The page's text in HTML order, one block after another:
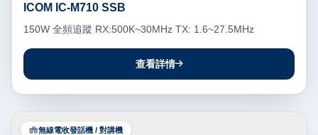
ICOM IC-M710 SSB
150W 全頻追蹤 RX:500K~30MHz TX: 1.6~27.5MHz
查看詳情
無線電收發話機 / 對講機